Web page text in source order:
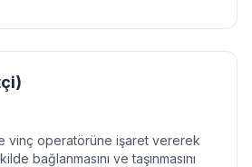
vinç operatörüne işaret vererek
bağlanmasını ve taşınmasını